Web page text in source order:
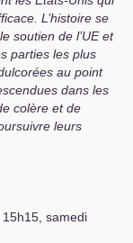
L’histoire se
soutien de l’UEet
parties les plus
au point
dans les
colère et de
leurs
samedi